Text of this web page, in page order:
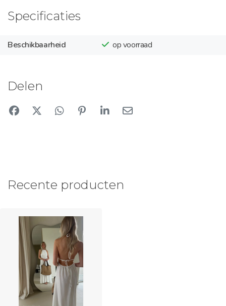
Specificaties
Beschikbaarheid op voorraad
Delen
Recente producten